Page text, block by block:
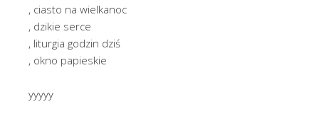
, ciasto na wielkanoc
, dzikie serce
, liturgia godzin dziś
, okno papieskie
yyyyy